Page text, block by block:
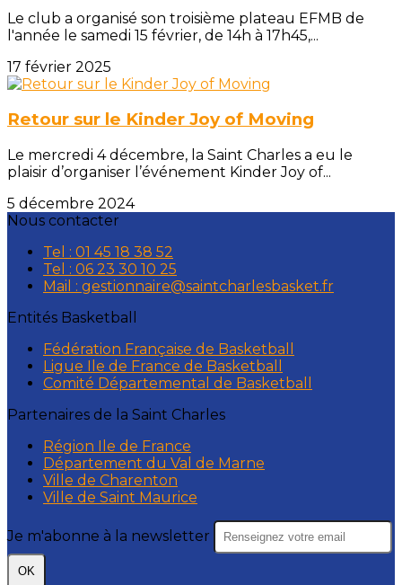
Le club a organisé son troisième plateau EFMB de
l'année le samedi 15 février, de 14h à 17h45,...
17 février 2025
Retour sur le Kinder Joy of Moving
Le mercredi 4 décembre, la Saint Charles a eu le
plaisir d’organiser l’événement Kinder Joy of...
5 décembre 2024
Nous contacter
Tel : 01 45 18 38 52
Tel : 06 23 30 10 25
Mail : gestionnaire@saintcharlesbasket.fr
Entités Basketball
Fédération Française de Basketball
Ligue Ile de France de Basketball
Comité Départemental de Basketball
Partenaires de la Saint Charles
Région Ile de France
Département du Val de Marne
Ville de Charenton
Ville de Saint Maurice
Je m'abonne à la newsletter
OK